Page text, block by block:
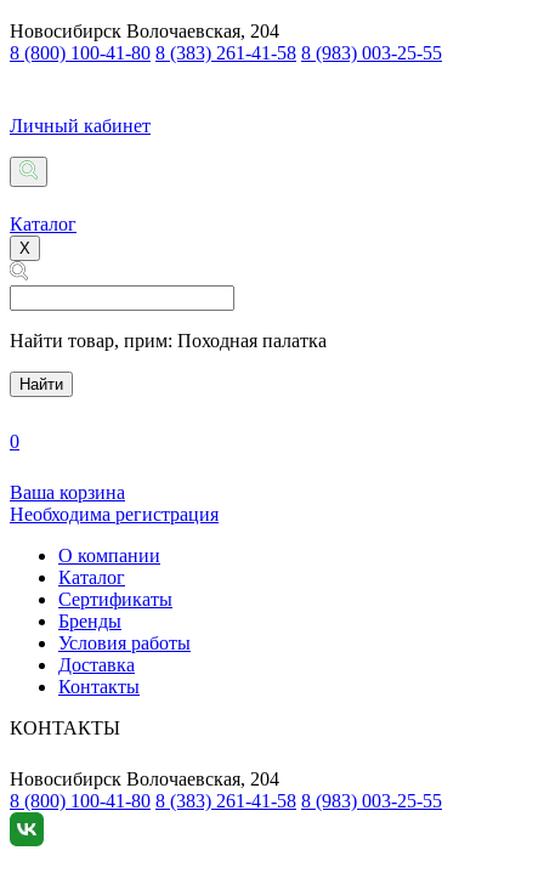
Новосибирск Волочаевская, 204
8 (800) 100-41-80 8 (383) 261-41-58 8 (983) 003-25-55
Личный кабинет
Каталог
X
Найти товар, прим: Походная палатка
Найти
0
Ваша корзина
Необходима регистрация
О компании
Каталог
Сертификаты
Бренды
Условия работы
Доставка
Контакты
КОНТАКТЫ
Новосибирск Волочаевская, 204
8 (800) 100-41-80 8 (383) 261-41-58 8 (983) 003-25-55